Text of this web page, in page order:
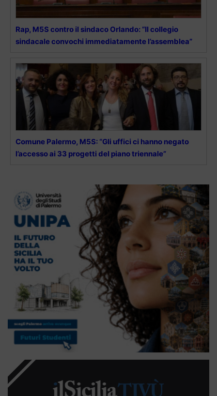
Rap, M5S contro il sindaco Orlando: “Il collegio
sindacale convochi immediatamente l’assemblea”
Comune Palermo, M5S: “Gli uffici ci hanno negato
l’accesso ai 33 progetti del piano triennale”